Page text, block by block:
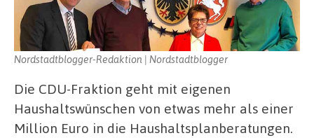
Nordstadtblogger-Redaktion | Nordstadtblogger
Die CDU-Fraktion geht mit eigenen
Haushaltswünschen von etwas mehr als einer
Million Euro in die Haushaltsplanberatungen.